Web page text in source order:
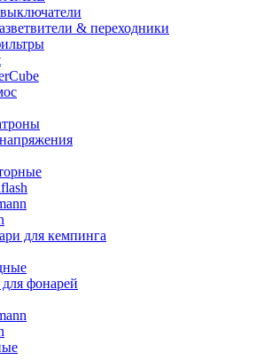
& переходники
для кемпинга
фонарей